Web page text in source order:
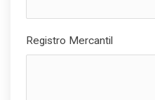
Registro Mercantil